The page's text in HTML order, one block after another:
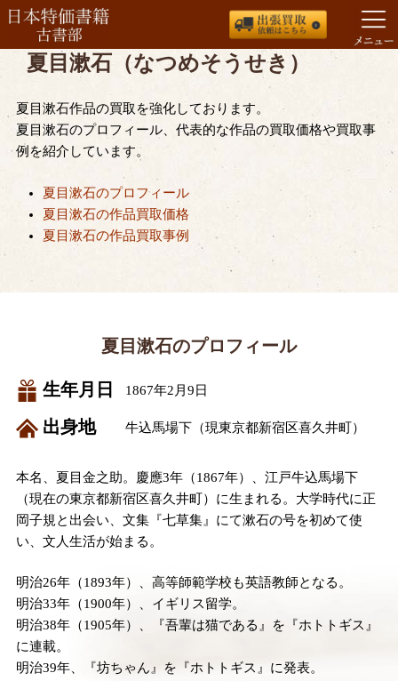
プ
夏目漱石（なつめそうせき）
夏目漱石作品の買取を強化しております。
夏目漱石のプロフィール、代表的な作品の買取価格や買取事
例を紹介しています。
夏目漱石のプロフィール
夏目漱石の作品買取価格
夏目漱石の作品買取事例
夏目漱石のプロフィール
生年月日 1867年2月9日
出身地 牛込馬場下（現東京都新宿区喜久井町）
本名、夏目金之助。慶應3年（1867年）、江戸牛込馬場下
（現在の東京都新宿区喜久井町）に生まれる。大学時代に正
岡子規と出会い、文集『七草集』にて漱石の号を初めて使
い、文人生活が始まる。
明治26年（1893年）、高等師範学校も英語教師となる。
明治33年（1900年）、イギリス留学。
明治38年（1905年）、『吾輩は猫である』を『ホトトギス』
に連載。
明治39年、『坊ちゃん』を『ホトトギス』に発表。